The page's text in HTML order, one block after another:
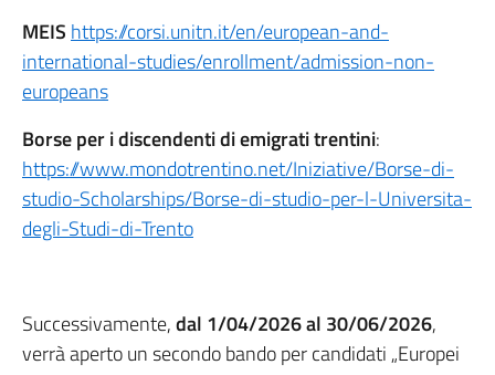
MEIS https://corsi.unitn.it/en/european-and-
international-studies/enrollment/admission-non-
europeans
Borse per i discendenti di emigrati trentini:
https://www.mondotrentino.net/Iniziative/Borse-di-
studio-Scholarships/Borse-di-studio-per-l-Universita-
degli-Studi-di-Trento
Successivamente,dal 1/04/2026 al 30/06/2026,
verrà aperto un secondo bando per candidati „Europei